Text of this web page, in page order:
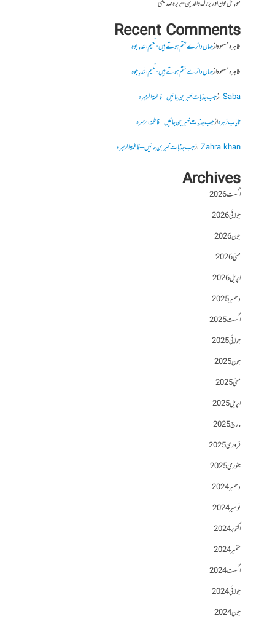
موبائل فون اور بزرگ والدین- بریرہ صدیقی
Recent Comments
طاہرہ مسعودازجہاں دائرے ختم ہوتے ہیں- نعیم اللہ باجوہ
طاہرہ مسعودازجہاں دائرے ختم ہوتے ہیں- نعیم اللہ باجوہ
Sabaازجب جذبات خبر بن جائیں – فاطمۃالزہرہ
نایاب زہرہازجب جذبات خبر بن جائیں – فاطمۃالزہرہ
Zahra khanازجب جذبات خبر بن جائیں – فاطمۃالزہرہ
Archives
اگست 2026
جولائی 2026
جون 2026
مئی 2026
اپریل 2026
دسمبر 2025
اگست 2025
جولائی 2025
جون 2025
مئی 2025
اپریل 2025
مارچ 2025
فروری 2025
جنوری 2025
دسمبر 2024
نومبر 2024
اکتوبر 2024
ستمبر 2024
اگست 2024
جولائی 2024
جون 2024